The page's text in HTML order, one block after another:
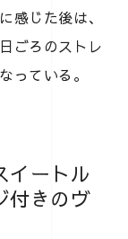
感じた後は、
ごろのストレ
っている。
イートル
付きのヴ